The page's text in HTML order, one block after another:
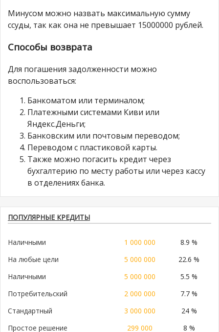
Минусом можно назвать максимальную сумму
ссуды, так как она не превышает 15000000 рублей.
Способы возврата
Для погашения задолженности можно
воспользоваться:
Банкоматом или терминалом;
Платежными системами Киви или
Яндекс.Деньги;
Банковским или почтовым переводом;
Переводом с пластиковой карты.
Также можно погасить кредит через
бухгалтерию по месту работы или через кассу
в отделениях банка.
ПОПУЛЯРНЫЕ КРЕДИТЫ
Наличными 1 000 000
8.9 %
На любые цели
5 000 000
22.6 %
Наличными
5 000 000
5.5 %
Потребительский
2 000 000
7.7 %
Стандартный
3 000 000
24 %
Простое решение
299 000 8 %